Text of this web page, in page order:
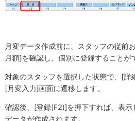
月変データ作成前に、スタッフの従前
月額]を確認し、個別に登録することが
対象のスタッフを選択した状態で、[詳
[月変入力]画面に遷移します。
確認後、[登録(F2)]を押下すれば、表
データが作成されます。